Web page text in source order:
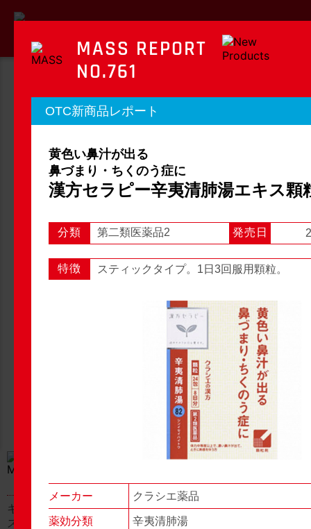
MASS REPORT
マスレポート
OTC新商品レポート 店頭観察レポート
OTC新商品レポート 店頭観察
2 3 ... 54
キャベジンコーワαプラ
ス顆粒
New Products
グロンサン用刃棒
MASS REPORT
NO.761
OTC新商品レポート
黄色い鼻汁が出る
鼻づまり・ちくのう症に
漢方セラピー辛夷清肺湯エキス顆
分類 第二類医薬品2 発売日
特徴 スティックタイプ。1日3回服用顆粒。
メーカー クラシエ薬品
薬効分類 辛夷清肺湯